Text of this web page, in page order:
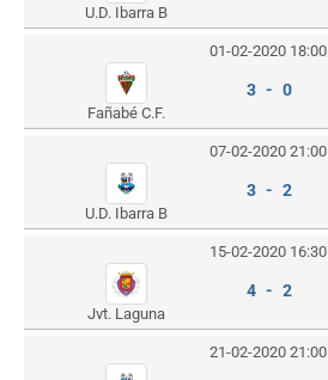
U.D. Ibarra B
01-02-2020 18:00
Fañabé C.F.
3 - 0
07-02-2020 21:00
U.D. Ibarra B
3 - 2
15-02-2020 16:30
Jvt. Laguna
4 - 2
21-02-2020 21:00